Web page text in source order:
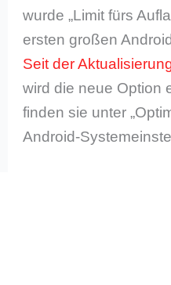
wurde „Limit fürs
ersten großen
Seit der
wird die neue Option
finden sie unter
Android-